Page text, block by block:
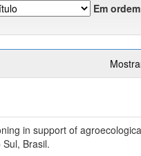
Em
in support of
Brasil.